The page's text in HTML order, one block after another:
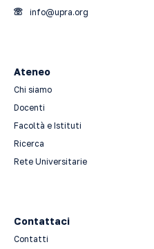
info@upra.org
Ateneo
Chi siamo
Docenti
Facoltà e Istituti
Ricerca
Rete Universitarie
Contattaci
Contatti